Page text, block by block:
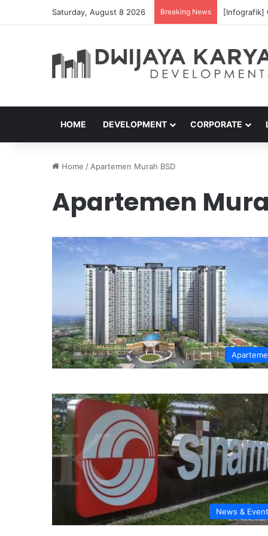
Saturday, August 8 2026 Breaking News [Infografik]
HOME DEVELOPMENT CORPORATE
Home / Apartemen Murah BSD
Apartemen
News &